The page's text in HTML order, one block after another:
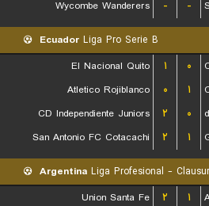
Wycombe Wanderers
- -
Ecuador Liga Pro Serie B
El Nacional Quito
۱ ۰
Atletico Rojiblanco
۰ ۱
CD Independiente Juniors
۲ ۰
San Antonio FC Cotacachi
۲ ۱
Argentina Liga Profesional -
Union Santa Fe
۲ ۱